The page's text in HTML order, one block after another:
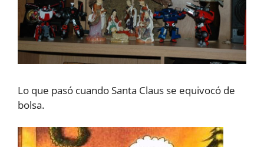
Lo que pasó cuando Santa Claus se equivocó de
bolsa.